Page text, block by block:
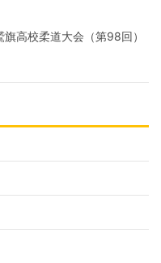
高校柔道大会（第98回）